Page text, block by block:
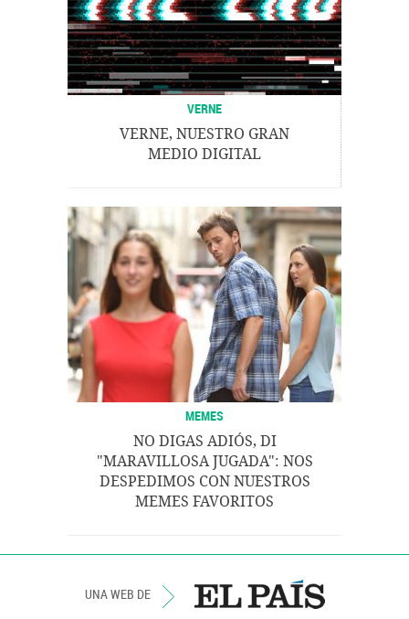
VERNE
VERNE, NUESTRO GRAN
MEDIO DIGITAL
MEMES
NO DIGAS ADIÓS, DI
"MARAVILLOSA JUGADA": NOS
DESPEDIMOS CON NUESTROS
MEMES FAVORITOS
UNA WEB DE